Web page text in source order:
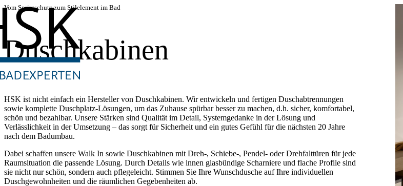
Vom Spritzschutz zum Stilelement im Bad
Duschkabinen
HSK ist nicht einfach ein Hersteller von Duschkabinen. Wir entwickeln und fertigen Duschabtrennungen
sowie komplette Duschplatz-Lösungen, um das Zuhause spürbar besser zu machen, d.h. sicher, komfortabel,
schön und bezahlbar. Unsere Stärken sind Qualität im Detail, Systemgedanke in der Lösung und
Verlässlichkeit in der Umsetzung – das sorgt für Sicherheit und ein gutes Gefühl für die nächsten 20 Jahre
nach dem Badumbau.
Dabei schaffen unsere Walk In sowie Duschkabinen mit Dreh-, Schiebe-, Pendel- oder Drehfalttüren für jede
Raumsituation die passende Lösung. Durch Details wie innen glasbündige Scharniere und flache Profile sind
sie nicht nur schön, sondern auch pflegeleicht. Stimmen Sie Ihre Wunschdusche auf Ihre individuellen
Duschgewohnheiten und die räumlichen Gegebenheiten ab.